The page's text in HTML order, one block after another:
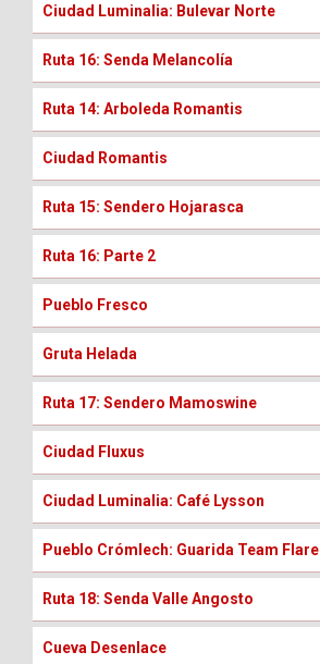
Ciudad Luminalia: Bulevar Norte
Ruta 16: Senda Melancolía
Ruta 14: Arboleda Romantis
Ciudad Romantis
Ruta 15: Sendero Hojarasca
Ruta 16: Parte 2
Pueblo Fresco
Gruta Helada
Ruta 17: Sendero Mamoswine
Ciudad Fluxus
Ciudad Luminalia: Café Lysson
Pueblo Crómlech: Guarida Team Flare
Ruta 18: Senda Valle Angosto
Cueva Desenlace